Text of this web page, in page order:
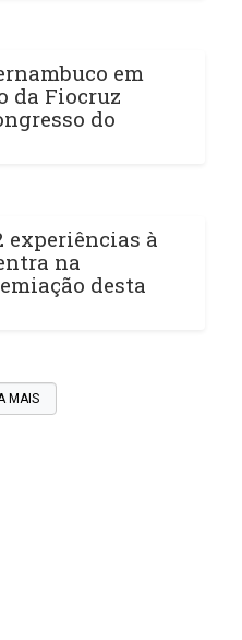
em
da Fiocruz
do
experiências à
na
desta
MAIS